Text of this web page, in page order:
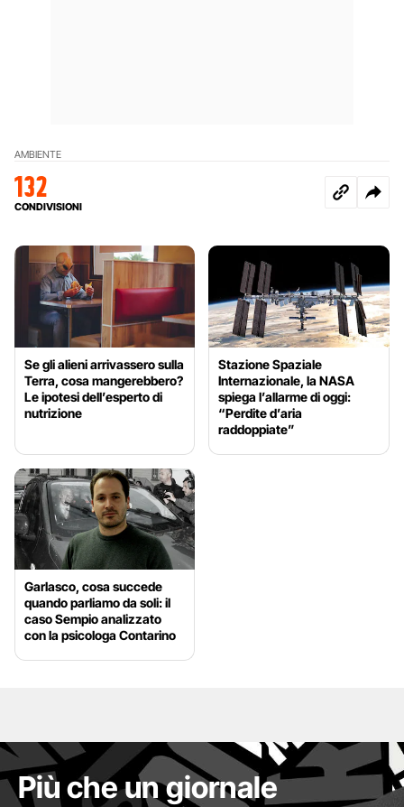
AMBIENTE
132
CONDIVISIONI
Se gli alieni arrivassero sulla
Terra, cosa mangerebbero?
Le ipotesi dell’esperto di
nutrizione
Stazione Spaziale
Internazionale, la NASA
spiega l’allarme di oggi:
“Perdite d’aria
raddoppiate”
Garlasco, cosa succede
quando parliamo da soli: il
caso Sempio analizzato
con la psicologa Contarino
Più che un giornale